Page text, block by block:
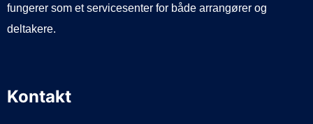
fungerer som et servicesenter for både arrangører og
deltakere.
Kontakt